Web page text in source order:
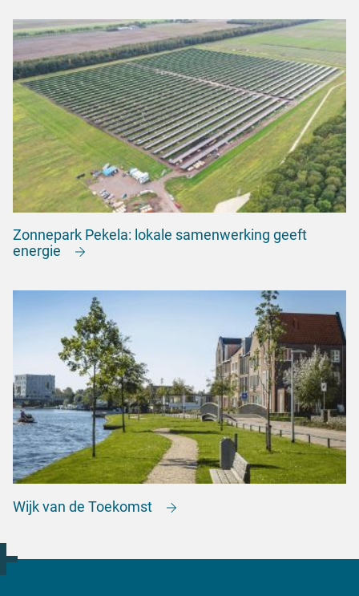
Zonnepark Pekela: lokale samenwerking geeft
energie
Wijk van de Toekomst